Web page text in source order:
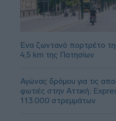
Ένα ζωντανό πορτρέτο
4,5 km της Πατησίων
Αγώνας δρόμου για τις
φωτιές στην Αττική:
113.000 στρεμμάτων